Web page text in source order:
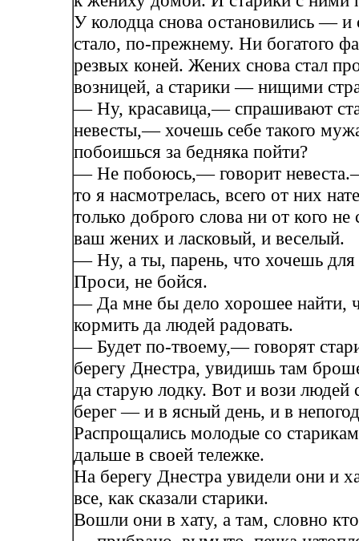
У колодца снова остановились — и
стало, по-прежнему. Ни богатого
резвых коней. Жених снова стал
возницей, а старики — нищими
— Ну, красавица,— спрашивают
невесты,— хочешь себе такого
побоишься за бедняка пойти?
— Не побоюсь,— говорит
то я насмотрелась, всего от них
только доброго слова ни от кого
ваш жених и ласковый, и веселый.
— Ну, а ты, парень, что хочешь
Проси, не бойся.
— Да мне бы дело хорошее найти,
кормить да людей радовать.
— Будет по-твоему,— говорят
берегу Днестра, увидишь там
да старую лодку. Вот и вози людей
берег — и в ясный день, и в
Распрощались молодые со
дальше в своей тележке.
На берегу Днестра увидели они и
все, как сказали старики.
Вошли они в хату, а там, словно